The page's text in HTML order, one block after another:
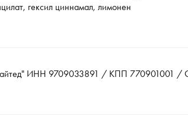
гексил циннамал, лимонен
ИНН 9709033891 / КПП 770901001 /